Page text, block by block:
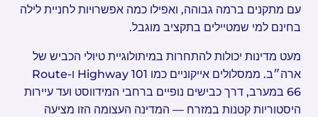
עם מתקנים ברמה גבוהה, ואפילו כמה אפשרויות לחניית לילה
בחינם למי שמטיילים בתקציב מוגבל.
מעט מדינות יכולות להתחרות במיתולוגיית טיולי הכביש של
ארה״ב. ממסלולים אייקוניים כמו Highway 101 ו-Route
66 במערב, דרך כבישים נופיים ברחבי המידווסט ועד עיירות
היסטוריות קטנות במזרח — המדינה העצומה הזו מציעה